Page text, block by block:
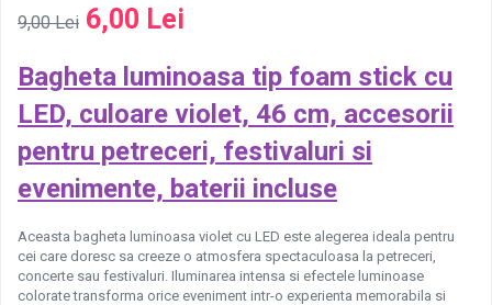
9,00 Lei 6,00 Lei
Bagheta luminoasa tip foam stick cu
LED, culoare violet, 46 cm, accesorii
pentru petreceri, festivaluri si
evenimente, baterii incluse
Aceasta bagheta luminoasa violet cu LED este alegerea ideala pentru
cei care doresc sa creeze o atmosfera spectaculoasa la petreceri,
concerte sau festivaluri. Iluminarea intensa si efectele luminoase
colorate transforma orice eveniment intr-o experienta memorabila si